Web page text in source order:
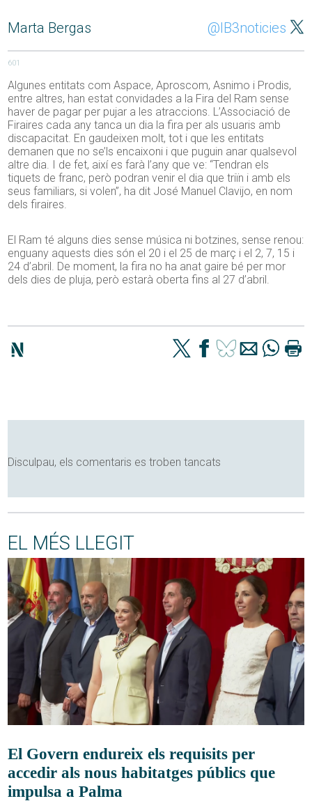
Marta Bergas @IB3noticies
601
Algunes entitats com Aspace, Aproscom, Asnimo i Prodis,
entre altres, han estat convidades a la Fira del Ram sense
haver de pagar per pujar a les atraccions. L’Associació de
Firaires cada any tanca un dia la fira per als usuaris amb
discapacitat. En gaudeixen molt, tot i que les entitats
demanen que no se’ls encaixoni i que puguin anar qualsevol
altre dia. I de fet, així es farà l’any que ve: “Tendran els
tiquets de franc, però podran venir el dia que triïn i amb els
seus familiars, si volen”, ha dit José Manuel Clavijo, en nom
dels firaires.
El Ram té alguns dies sense música ni botzines, sense renou:
enguany aquests dies són el 20 i el 25 de març i el 2, 7, 15 i
24 d’abril. De moment, la fira no ha anat gaire bé per mor
dels dies de pluja, però estarà oberta fins al 27 d’abril.
Disculpau, els comentaris es troben tancats
EL MÉS LLEGIT
El Govern endureix els requisits per
accedir als nous habitatges públics que
impulsa a Palma